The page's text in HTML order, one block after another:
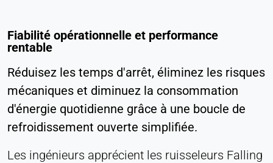
Fiabilité opérationnelle et performance
rentable
Réduisez les temps d'arrêt, éliminez les risques
mécaniques et diminuez la consommation
d'énergie quotidienne grâce à une boucle de
refroidissement ouverte simplifiée.
Les ingénieurs apprécient les ruisseleurs Falling